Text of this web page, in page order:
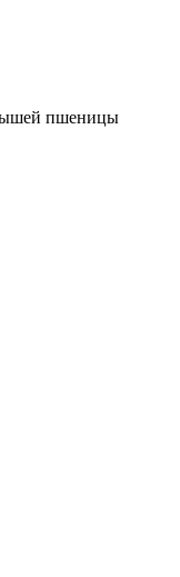
пшеницы